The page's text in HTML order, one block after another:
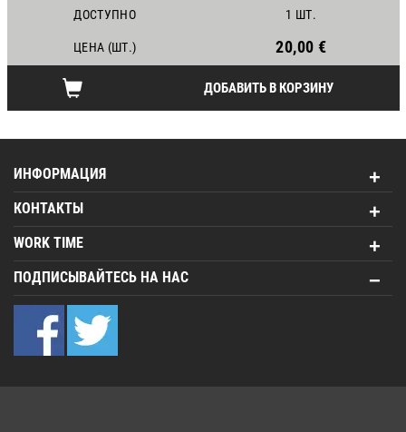
ДОСТУПНО 1 ШТ.
ЦЕНА (ШТ.) 20,00 €
ДОБАВИТЬ В КОРЗИНУ
ИНФОРМАЦИЯ
КОНТАКТЫ
WORK TIME
ПОДПИСЫВАЙТЕСЬ НА НАС